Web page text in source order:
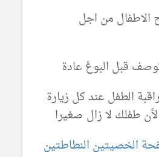
الاطفال من اجل
قبل البوغ عادة
الطفل عند كل زيارة
طفلك لا زال صغيرا
الخصيتين النطاطتين